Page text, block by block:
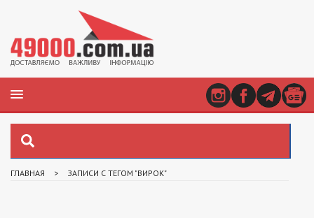
ГЛАВНАЯ > ЗАПИСИ С ТЕГОМ "ВИРОК"